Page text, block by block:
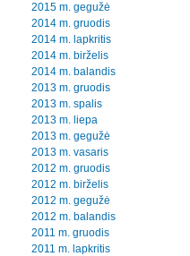
2015 m. gegužė
2014 m. gruodis
2014 m. lapkritis
2014 m. birželis
2014 m. balandis
2013 m. gruodis
2013 m. spalis
2013 m. liepa
2013 m. gegužė
2013 m. vasaris
2012 m. gruodis
2012 m. birželis
2012 m. gegužė
2012 m. balandis
2011 m. gruodis
2011 m. lapkritis